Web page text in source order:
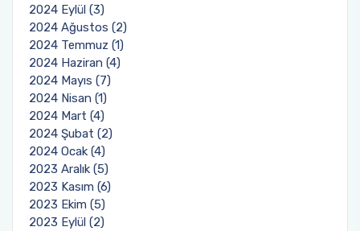
2024 Eylül (3)
2024 Ağustos (2)
2024 Temmuz (1)
2024 Haziran (4)
2024 Mayıs (7)
2024 Nisan (1)
2024 Mart (4)
2024 Şubat (2)
2024 Ocak (4)
2023 Aralık (5)
2023 Kasım (6)
2023 Ekim (5)
2023 Eylül (2)